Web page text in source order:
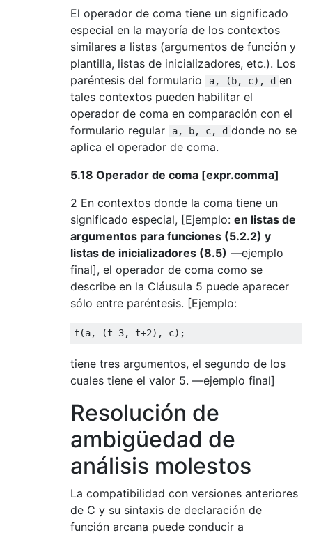
El operador de coma tiene un significado
especial en la mayoría de los contextos
similares a listas (argumentos de función y
plantilla, listas de inicializadores, etc.). Los
paréntesis del formulario
a, (b, c), d en
tales contextos pueden habilitar el
operador de coma en comparación con el
formulario regular
a, b, c, d donde no se
aplica el operador de coma.
5.18 Operador de coma [expr.comma]
2 En contextos donde la coma tiene un
significado especial, [Ejemplo: en listas de
argumentos para funciones (5.2.2) y
listas de inicializadores (8.5) —ejemplo
final], el operador de coma como se
describe en la Cláusula 5 puede aparecer
sólo entre paréntesis. [Ejemplo:
f(a, (t=3, t+2), c);
tiene tres argumentos, el segundo de los
cuales tiene el valor 5. —ejemplo final]
Resolución de
ambigüedad de
análisis molestos
La compatibilidad con versiones anteriores
de C y su sintaxis de declaración de
función arcana puede conducir a